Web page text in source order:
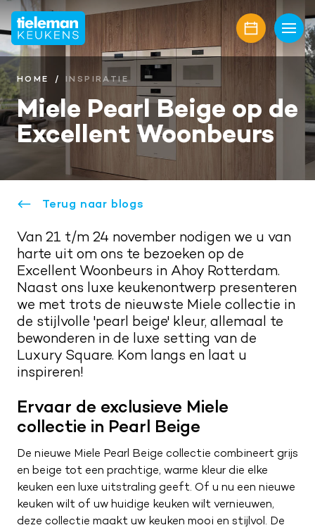
Home
Keukens
Onze collectie
Keukenmerken
Keukenfronten
Aanrechtbladen
Keukenapparatuur
Keukenaccessoires
Keukenrenovatie
Showroom
Showroomaanbiedingen
Inspiratie
Keukenstijlen
Keukenmagazine
Geplaatste keukens
Maatwerk interieur
Nieuwbouw
Alle projecten
Onze diensten
Onze projectpartners
Over ons
Awards
Aanschaf en plaatsing
Geschiedenis familiebedrijf
Kwaliteit en service
Merken
Vacatures
Contact
Afspraak maken
Bel mij terug
Nieuwsbrief
Route naar showroom
Servicemelding
info@tieleman.nl
Maak een afspraak
HOME INSPIRATIE
Miele Pearl Beige op de
Excellent Woonbeurs
Terug naar blogs
Van 21 t/m 24 november nodigen we u van
harte uit om ons te bezoeken op de
Excellent Woonbeurs in Ahoy Rotterdam.
Naast ons luxe keukenontwerp presenteren
we met trots de nieuwste Miele collectie in
de stijlvolle 'pearl beige' kleur, allemaal te
bewonderen in de luxe setting van de
Luxury Square. Kom langs en laat u
inspireren!
Ervaar de exclusieve Miele
collectie in Pearl Beige
De nieuwe Miele Pearl Beige collectie combineert grijs
en beige tot een prachtige, warme kleur die elke
keuken een luxe uitstraling geeft. Of u nu een nieuwe
keuken wilt of uw huidige keuken wilt vernieuwen,
deze collectie maakt uw keuken mooi en stijlvol. De